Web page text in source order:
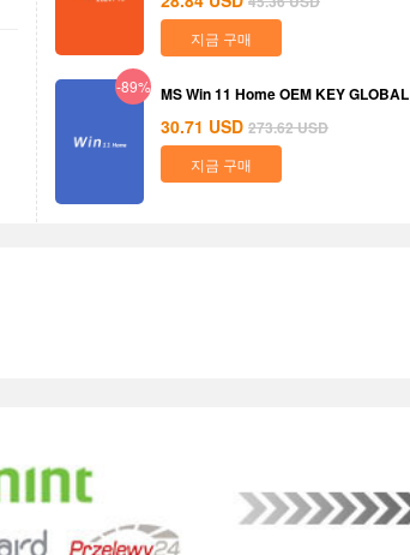
지금 구매
-89% MS Win 11 Home OEM KEY GLOBAL
30.71 USD 273.62USD
지금 구매